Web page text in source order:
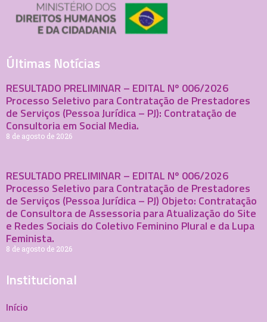
Últimas Notícias
RESULTADO PRELIMINAR – EDITAL Nº 006/2026
Processo Seletivo para Contratação de Prestadores
de Serviços (Pessoa Jurídica – PJ): Contratação de
Consultoria em Social Media.
8 de agosto de 2026
RESULTADO PRELIMINAR – EDITAL Nº 006/2026
Processo Seletivo para Contratação de Prestadores
de Serviços (Pessoa Jurídica – PJ) Objeto: Contratação
de Consultora de Assessoria para Atualização do Site
e Redes Sociais do Coletivo Feminino Plural e da Lupa
Feminista.
8 de agosto de 2026
Institucional
Início